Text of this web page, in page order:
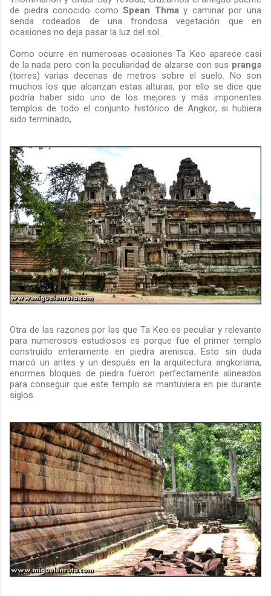
de piedra conocido comoSpean Thmay caminar por una
senda rodeados de una frondosa vegetación que en
ocasiones no deja pasar la luz del sol.
Como ocurre en numerosas ocasiones Ta Keo aparece casi
de la nada pero con la peculiaridad de alzarse con sus prangs
(torres) varias decenas de metros sobre el suelo. No son
muchos los que alcanzan estas alturas, por ello se dice que
podría haber sido uno de los mejores y más imponentes
templos de todo el conjunto histórico de Angkor, si hubiera
sido terminado,
Otra de las razones por las que Ta Keo es peculiar y relevante
para numerosos estudiosos es porque fue el primer templo
construido enteramente en piedra arenisca. Esto sin duda
marcó un antes y un después en la arquitectura angkoriana,
enormes bloques de piedra fueron perfectamente alineados
para conseguir que este templo se mantuviera en pie durante
siglos.